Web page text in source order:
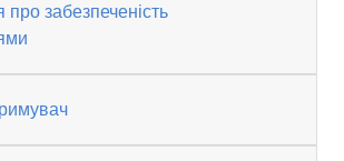
про забезпеченість